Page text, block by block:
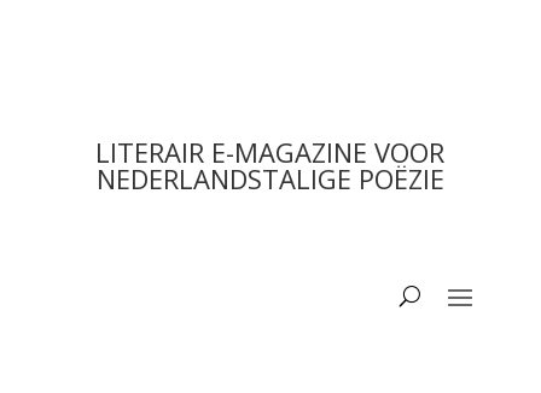
LITERAIR E-MAGAZINE VOOR
NEDERLANDSTALIGE POËZIE